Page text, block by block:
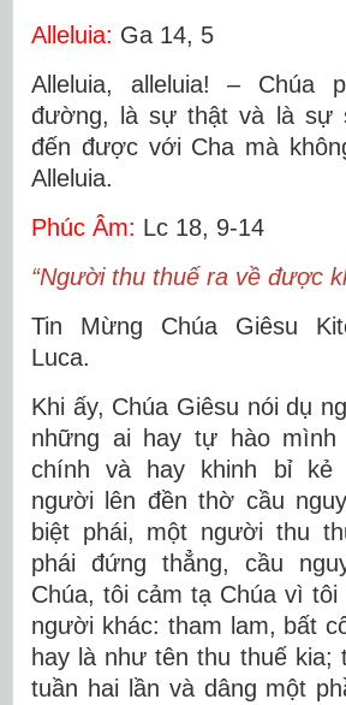
Alleluia: Ga 14, 5
Alleluia, alleluia! – Chúa
đường, là sự thật và là sự
đến được với Cha mà
Alleluia.
Phúc Âm: Lc 18, 9-14
“Người thu thuế ra về được
Tin Mừng Chúa Giêsu
Luca.
Khi ấy, Chúa Giêsu nói dụ
những ai hay tự hào mình
chính và hay khinh bỉ kẻ
người lên đền thờ cầu
biệt phái, một người thu
phái đứng thẳng, cầu
Chúa, tôi cảm tạ Chúa vì
người khác: tham lam, bất
hay là như tên thu thuế kia;
tuần hai lần và dâng một